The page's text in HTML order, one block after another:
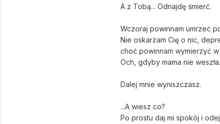
A z Tobą... Odnajdę śmierć.
Wczoraj powinnam umrzeć
Nie oskarżam Cię o nic,
choć powinnam wymierzyć w
Och, gdyby mama nie
Dalej mnie wyniszczasz.
...A wiesz co?
Po prostu daj mi spokój i